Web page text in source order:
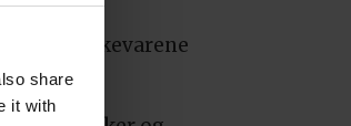
share
it with
på bakevarene